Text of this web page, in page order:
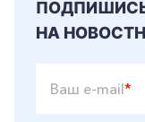
НА
Ваш e-mail*